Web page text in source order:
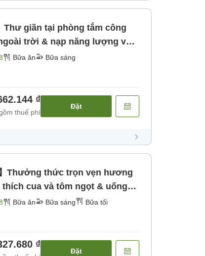
Thư giãn tại phòng tắm công
trời & nạp năng lượng với
muộn đến 23 giờ [Bữa
Bữa ăn Bữa sáng
₫
thuế phí
Đặt
Thưởng thức trọn vẹn hương
cua và tôm ngọt & uống
[Bữa sáng] [Bữa tối]
Bữa ăn Bữa sáng Bữa tối
₫
Đặt